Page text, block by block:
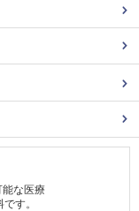
な医療
す。